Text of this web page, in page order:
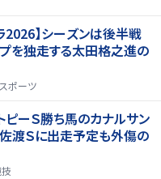
2026】シーズンは後半戦
を独走する太田格之進の
ポーツ
ピーＳ勝ち馬のカナルサン
渡Ｓに出走予定も外傷の